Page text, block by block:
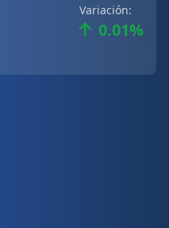
Variación:
0.01%